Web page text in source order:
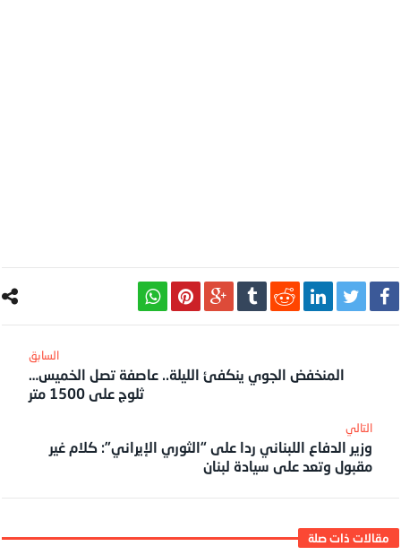
المنخفض الجوي ينكفئ الليلة.. عاصفة تصل الخميس…
ثلوج على 1500 متر
‎التالي
وزير الدفاع اللبناني ردا على “الثوري الإيراني”: كلام غير
مقبول وتعد على سيادة لبنان